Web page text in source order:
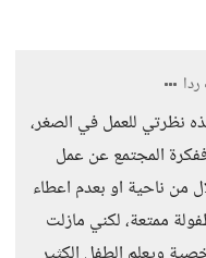
نظرتي للعمل في الصغر،
ففكرة المجتمع عن عمل
من ناحية او بعدم اعطاء
ممتعة، لكني مازلت